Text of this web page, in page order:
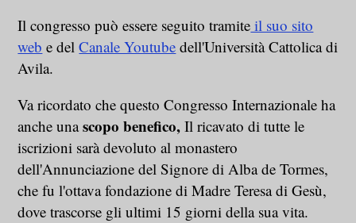
Il congresso può essere seguito tramite il suo sito
web e delCanale Youtube dell'Università Cattolica di
Avila.
Va ricordato che questo Congresso Internazionale ha
anche unascopo benefico, Il ricavato di tutte le
iscrizioni sarà devoluto al monastero
dell'Annunciazione del Signore di Alba de Tormes,
che fu l'ottava fondazione di Madre Teresa di Gesù,
dove trascorse gli ultimi 15 giorni della sua vita.